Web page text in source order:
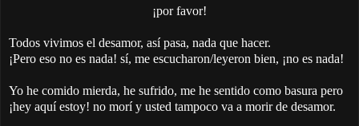
¡por favor!
Todos vivimos el desamor, así pasa, nada que hacer.
¡Pero eso no es nada! sí, me escucharon/leyeron bien, ¡no es nada!
Yo he comido mierda, he sufrido, me he sentido como basura pero
¡hey aquí estoy! no morí y usted tampoco va a morir de desamor.